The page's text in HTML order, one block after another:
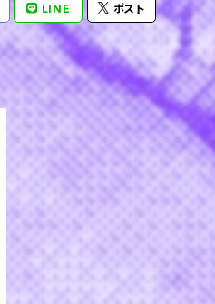
LINE ポスト